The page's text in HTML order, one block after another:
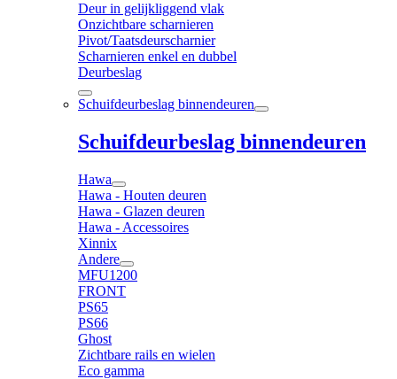
Deur in gelijkliggend vlak
Onzichtbare scharnieren
Pivot/Taatsdeurscharnier
Scharnieren enkel en dubbel
Deurbeslag
Schuifdeurbeslag binnendeuren
Schuifdeurbeslag binnendeuren
Hawa
Hawa - Houten deuren
Hawa - Glazen deuren
Hawa - Accessoires
Xinnix
Andere
MFU1200
FRONT
PS65
PS66
Ghost
Zichtbare rails en wielen
Eco gamma